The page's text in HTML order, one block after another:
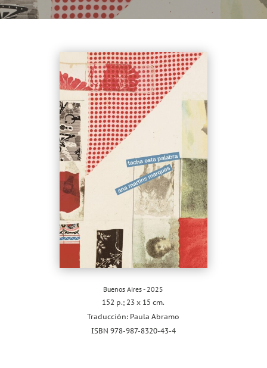
Buenos Aires - 2025
152 p.; 23 x 15 cm.
Traducción: Paula Abramo
ISBN 978-987-8320-43-4